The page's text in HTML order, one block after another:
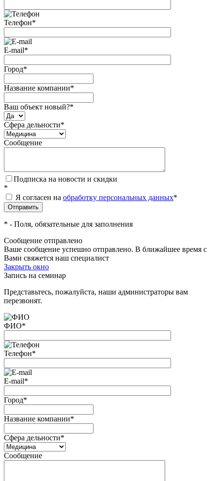
Телефон*
E-mail*
Город*
Название компании*
Ваш объект новый?*
Сфера дельности*
Сообщение
Подписка на новости и скидки
*
Я согласен на обработку персональных данных*
* - Поля, обязательные для заполнения
Сообщение отправлено
Ваше сообщение успешно отправлено. В ближайшее время с
Вами свяжется наш специалист
Закрыть окно
Запись на семинар
Представьтесь, пожалуйста, наши администраторы вам
перезвонят.
ФИО*
Телефон*
E-mail*
Город*
Название компании*
Сфера дельности*
Сообщение